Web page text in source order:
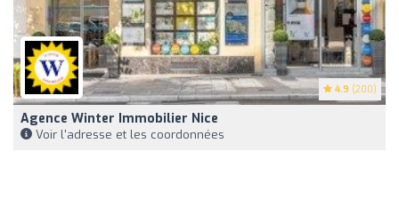
4.9 (200)
Agence Winter Immobilier Nice
Voir l'adresse et les coordonnées